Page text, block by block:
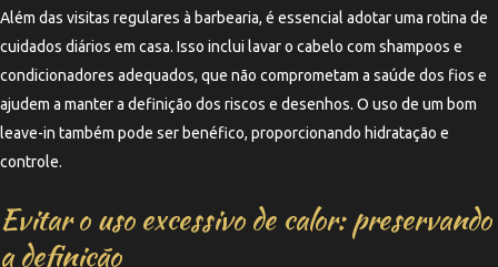
Além das visitas regulares à barbearia, é essencial adotar uma rotina de
cuidados diários em casa. Isso inclui lavar o cabelo com shampoos e
condicionadores adequados, que não comprometam a saúde dos fios e
ajudem a manter a definição dos riscos e desenhos. O uso de um bom
leave-in também pode ser benéfico, proporcionando hidratação e
controle.
Evitar o uso excessivo de calor: preservando
a definição